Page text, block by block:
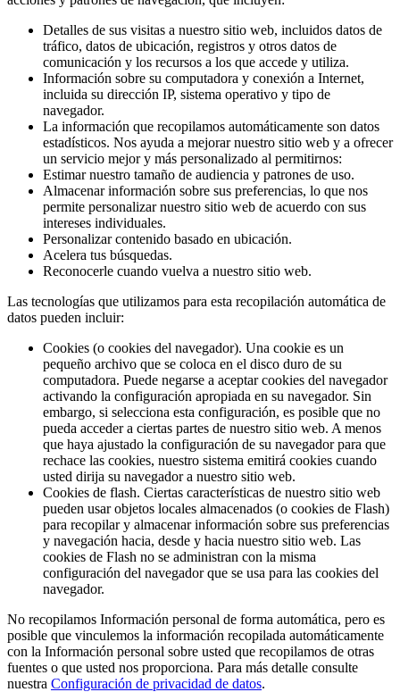
Detalles de sus visitas a nuestro sitio web, incluidos datos de
tráfico, datos de ubicación, registros y otros datos de
comunicación y los recursos a los que accede y utiliza.
Información sobre su computadora y conexión a Internet,
incluida su dirección IP, sistema operativo y tipo de
navegador.
La información que recopilamos automáticamente son datos
estadísticos. Nos ayuda a mejorar nuestro sitio web y a ofrecer
un servicio mejor y más personalizado al permitirnos:
Estimar nuestro tamaño de audiencia y patrones de uso.
Almacenar información sobre sus preferencias, lo que nos
permite personalizar nuestro sitio web de acuerdo con sus
intereses individuales.
Personalizar contenido basado en ubicación.
Acelera tus búsquedas.
Reconocerle cuando vuelva a nuestro sitio web.
Las tecnologías que utilizamos para esta recopilación automática de
datos pueden incluir:
Cookies (o cookies del navegador). Una cookie es un
pequeño archivo que se coloca en el disco duro de su
computadora. Puede negarse a aceptar cookies del navegador
activando la configuración apropiada en su navegador. Sin
embargo, si selecciona esta configuración, es posible que no
pueda acceder a ciertas partes de nuestro sitio web. A menos
que haya ajustado la configuración de su navegador para que
rechace las cookies, nuestro sistema emitirá cookies cuando
usted dirija su navegador a nuestro sitio web.
Cookies de flash. Ciertas características de nuestro sitio web
pueden usar objetos locales almacenados (o cookies de Flash)
para recopilar y almacenar información sobre sus preferencias
y navegación hacia, desde y hacia nuestro sitio web. Las
cookies de Flash no se administran con la misma
configuración del navegador que se usa para las cookies del
navegador.
No recopilamos Información personal de forma automática, pero es
posible que vinculemos la información recopilada automáticamente
con la Información personal sobre usted que recopilamos de otras
fuentes o que usted nos proporciona. Para más detalle consulte
nuestra Configuración de privacidad de datos.